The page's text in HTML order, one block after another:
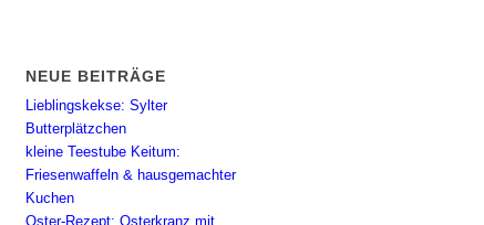
NEUE BEITRÄGE
Lieblingskekse: Sylter
Butterplätzchen
kleine Teestube Keitum:
Friesenwaffeln & hausgemachter
Kuchen
Oster-Rezept: Osterkranz mit